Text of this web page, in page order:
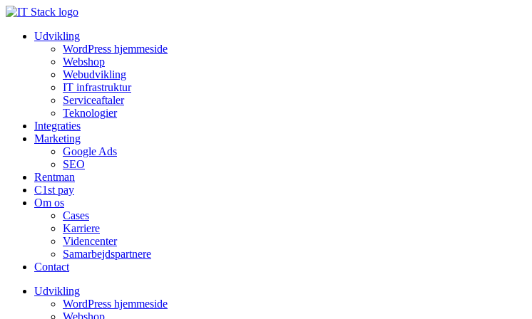
Udvikling
WordPress hjemmeside
Webshop
Webudvikling
IT infrastruktur
Serviceaftaler
Teknologier
Integraties
Marketing
Google Ads
SEO
Rentman
C1st pay
Om os
Cases
Karriere
Videncenter
Samarbejdspartnere
Contact
Udvikling
WordPress hjemmeside
Webshop